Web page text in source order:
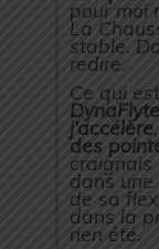
pour moi
La
stable.
redire.
Ce qui
j’accélère
des
craignais
dans
de sa
dans la
rien été.